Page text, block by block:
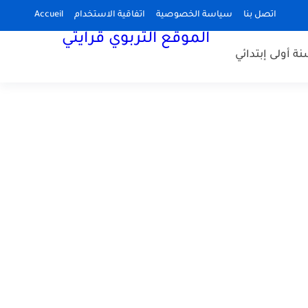
Accueil اتفاقية الاستخدام سياسة الخصوصية اتصل بنا
الموقع التربوي قرايتي
أولى إبتدائي